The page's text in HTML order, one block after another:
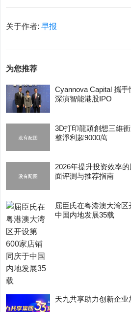
关于作者:早报
为您推荐
Cyannova Capital 攜
深演智能港股IPO
3D打印龍頭創想三維
整淨利超9000萬
2026年提升投资效率
面评测与推荐指南
屈臣氏在粤港澳大湾
中国内地发展35载
天九共享助力创新企